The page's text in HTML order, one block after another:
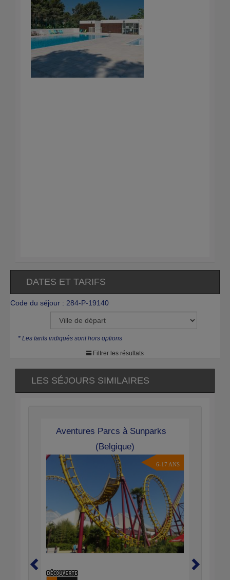
DATES ET TARIFS
Code du séjour : 284-P-19140
* Les tarifs indiqués sont hors options
Filtrer les résultats
LES SÉJOURS SIMILAIRES
Aventures Parcs à Sunparks
(Belgique)
6-17 ANS